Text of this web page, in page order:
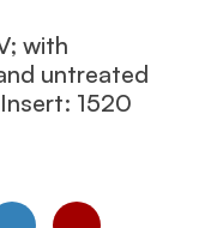
with
untreated
1520